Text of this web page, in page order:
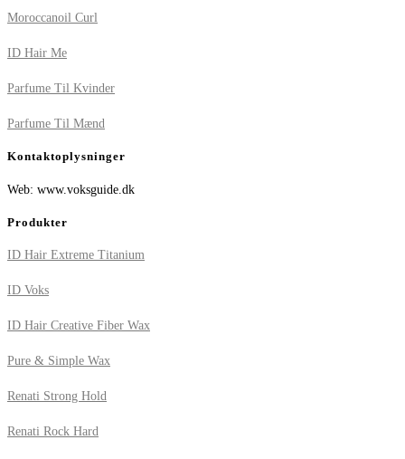
Moroccanoil Curl
ID Hair Me
Parfume Til Kvinder
Parfume Til Mænd
Kontaktoplysninger
Web: www.voksguide.dk
Produkter
ID Hair Extreme Titanium
ID Voks
ID Hair Creative Fiber Wax
Pure & Simple Wax
Renati Strong Hold
Renati Rock Hard